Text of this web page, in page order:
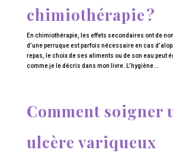
chimiothérapie ?
En chimiothérapie, les effets secondaires ont de
d’une perruque est parfois nécessaire en cas
repas, le choix de ses aliments ou de son eau peut
comme je le décris dans mon livre. L’hygiène...
Comment soigner
ulcère variqueux